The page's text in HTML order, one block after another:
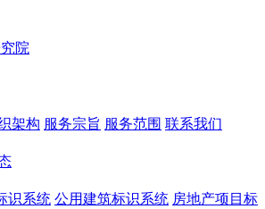
架构 服务宗旨 服务范围 联系我们
识系统 公用建筑标识系统 房地产项目标